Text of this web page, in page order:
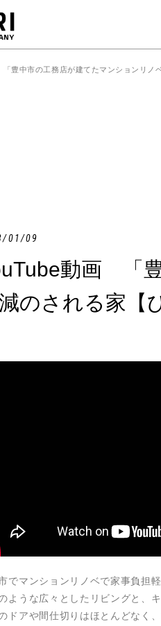
豊中市の工務店が建てたマンションリノ
01/09
動画 「
のされる家【
でマンションリノベで家事負担
ような広々としたリビングと、
ドアや間仕切りはほとんどなく